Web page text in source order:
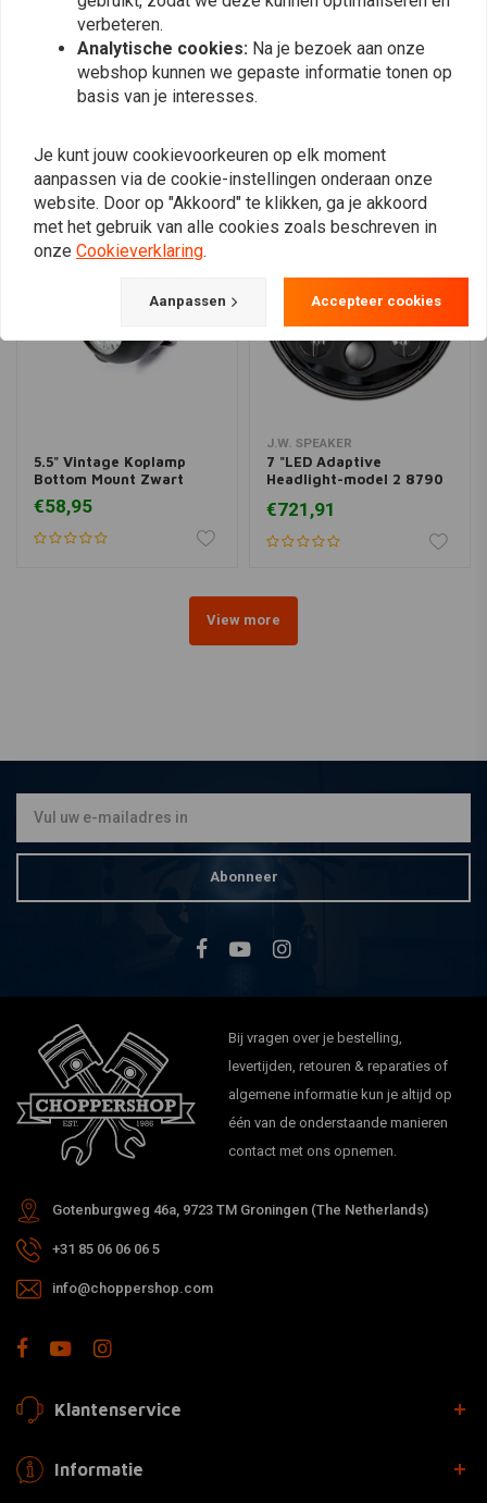
Plaats ook een review
Vergelijkbare producten
5.5" Vintage Koplamp
Bottom Mount Zwart
€58,95
J.W. SPEAKER
7 "LED Adaptive
Headlight-model 2 8790
€721,91
View more
Abonneer
Bij vragen over je bestelling,
levertijden, retouren & reparaties of
algemene informatie kun je altijd op
één van de onderstaande manieren
contact met ons opnemen.
Gotenburgweg 46a, 9723 TM Groningen (The Netherlands)
+31 85 06 06 06 5
info@choppershop.com
Klantenservice
Informatie
verbeteren.
Analytische cookies: Na je bezoek aan onze
webshop kunnen we gepaste informatie tonen op
basis van je interesses.
Je kunt jouw cookievoorkeuren op elk moment
aanpassen via de cookie-instellingen onderaan onze
website. Door op "Akkoord" te klikken, ga je akkoord
met het gebruik van alle cookies zoals beschreven in
onze Cookieverklaring.
Aanpassen Accepteer cookies